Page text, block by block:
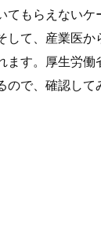
てもらえない
して、産業医
ます。厚生労働
ので、確認して